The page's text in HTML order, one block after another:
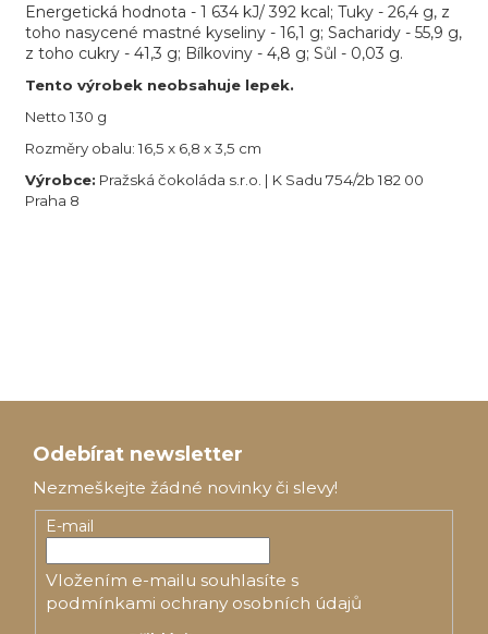
Energetická hodnota - 1 634 kJ/ 392 kcal; Tuky - 26,4 g, z
toho nasycené mastné kyseliny - 16,1 g; Sacharidy - 55,9 g,
z toho cukry - 41,3 g; Bílkoviny - 4,8 g; Sůl - 0,03 g.
Tento výrobek neobsahuje lepek.
Netto 130 g
Rozměry obalu: 16,5 x 6,8 x 3,5 cm
Výrobce: Pražská čokoláda s.r.o. | K Sadu 754/2b 182 00
Praha 8
Odebírat newsletter
Nezmeškejte žádné novinky či slevy!
E-mail
Vložením e-mailu souhlasíte s
podmínkami ochrany osobních údajů